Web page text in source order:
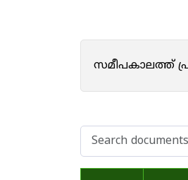
സമീപകാലത്ത്